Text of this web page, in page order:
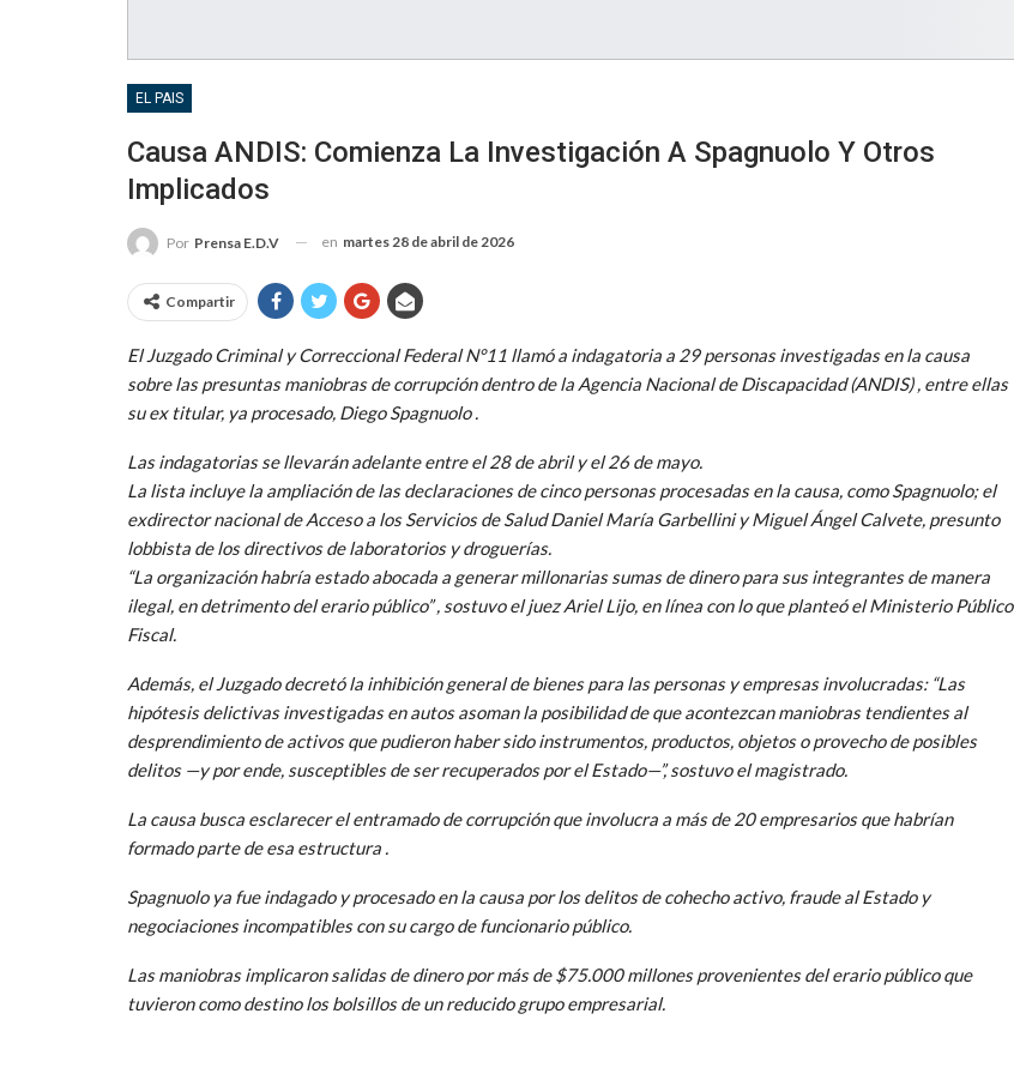
EL PAIS
Causa ANDIS: Comienza La Investigación A Spagnuolo Y Otros
Implicados
Por Prensa E.D.V en martes 28 de abril de 2026
Compartir
El Juzgado Criminal y Correccional Federal N°11 llamó a indagatoria a 29 personas investigadas en la causa
sobre las presuntas maniobras de corrupción dentro de la Agencia Nacional de Discapacidad(ANDIS), entre ellas
su ex titular, ya procesado, Diego Spagnuolo.
Las indagatorias se llevarán adelante entre el 28 de abril y el 26 de mayo.
La lista incluye la ampliación de las declaraciones de cinco personas procesadas en la causa, como Spagnuolo; el
exdirector nacional de Acceso a los Servicios de Salud Daniel María Garbellini y Miguel Ángel Calvete, presunto
lobbista de los directivos de laboratorios y droguerías.
“La organización habría estado abocada a generar millonarias sumas de dinero para sus integrantes de manera
ilegal, en detrimento del erario público”, sostuvo el juez Ariel Lijo, en línea con lo que planteó el Ministerio Público
Fiscal.
Además, el Juzgado decretó la inhibición general de bienes para las personas y empresas involucradas: “Las
hipótesis delictivas investigadas en autos asoman la posibilidad de que acontezcan maniobras tendientes al
desprendimiento de activos que pudieron haber sido instrumentos, productos, objetos o provecho de posibles
delitos —y por ende, susceptibles de ser recuperados por el Estado—”, sostuvo el magistrado.
La causa busca esclarecer el entramado de corrupción que involucra a más de 20 empresarios que habrían
formado parte de esa estructura .
Spagnuolo ya fue indagado y procesado en la causa por los delitos de cohecho activo, fraude al Estado y
negociaciones incompatibles con su cargo de funcionario público.
Las maniobras implicaron salidas de dinero por más de $75.000 millones provenientes del erario público que
tuvieron como destino los bolsillos de un reducido grupo empresarial.